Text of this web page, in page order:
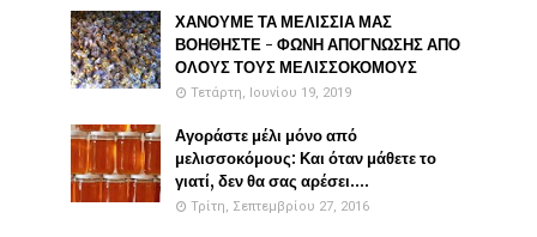
ΧΑΝΟΥΜΕ ΤΑ ΜΕΛΙΣΣΙΑ ΜΑΣ
ΒΟΗΘΗΣΤΕ - ΦΩΝΗ ΑΠΟΓΝΩΣΗΣ ΑΠΟ
ΟΛΟΥΣ ΤΟΥΣ ΜΕΛΙΣΣΟΚΟΜΟΥΣ
Τετάρτη, Ιουνίου 19, 2019
Αγοράστε μέλι μόνο από
μελισσοκόμους: Και όταν μάθετε το
γιατί, δεν θα σας αρέσει....
Τρίτη, Σεπτεμβρίου 27, 2016